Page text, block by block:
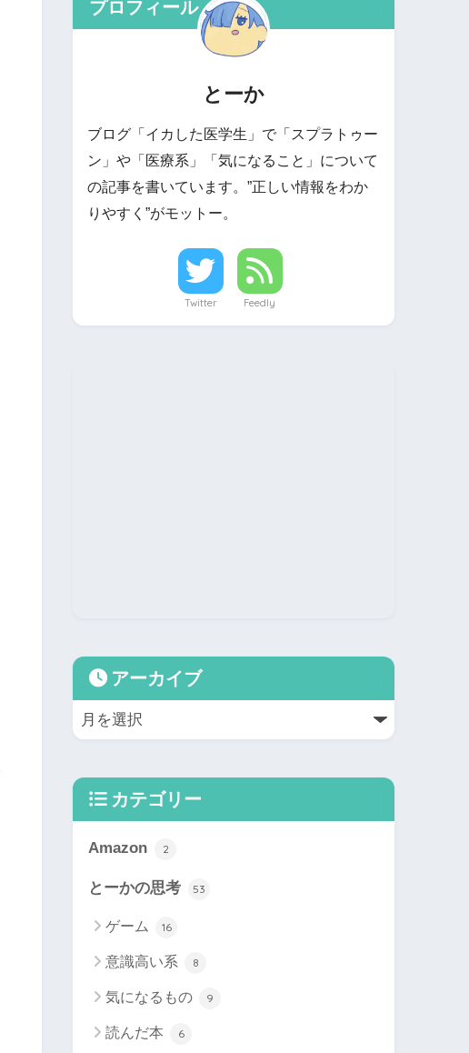
プロフィール
とーか
ブログ「イカした医学生」で「スプラトゥー
ン」や「医療系」「気になること」について
の記事を書いています。”正しい情報をわか
りやすく”がモットー。
Twitter Feedly
アーカイブ
カテゴリー
Amazon 2
とーかの思考 53
ゲーム 16
意識高い系 8
気になるもの 9
読んだ本 6